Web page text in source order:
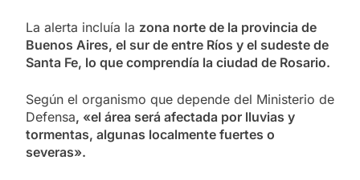
La alerta incluía la zona norte de la provincia de
Buenos Aires, el sur de entre Ríos y el sudeste de
Santa Fe, lo que comprendía la ciudad de Rosario.
Según el organismo que depende del Ministerio de
Defensa, «el área será afectada por lluvias y
tormentas, algunas localmente fuertes o
severas».